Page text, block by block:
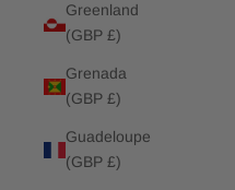
Greenland
(GBP £)
Grenada
(GBP £)
Guadeloupe
(GBP £)